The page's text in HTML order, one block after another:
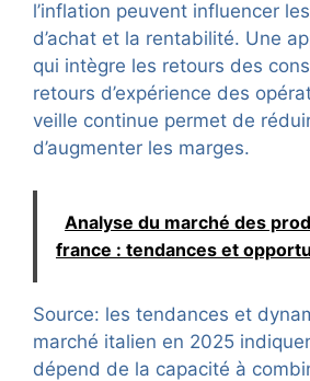
l’inflation peuvent influencer
d’achat et la rentabilité. Une
qui intègre les retours des
retours d’expérience des
veille continue permet de
d’augmenter les marges.
Analyse du marché des
france : tendances et
Source: les tendances et
marché italien en 2025
dépend de la capacité à